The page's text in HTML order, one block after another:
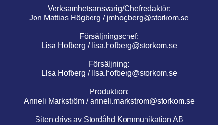
Verksamhetsansvarig/Chefredaktör:
Jon Mattias Högberg / jmhogberg@storkom.se
Försäljningschef:
Lisa Hofberg / lisa.hofberg@storkom.se
Försäljning:
Lisa Hofberg / lisa.hofberg@storkom.se
Produktion:
Anneli Markström /anneli.markstrom@storkom.se
Siten drivs av Stordåhd Kommunikation AB